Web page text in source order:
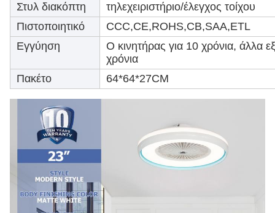
Στυλ διακόπτη
τηλεχειριστήριο/έλεγχος τοίχου
Πιστοποιητικό
CCC,CE,ROHS,CB,SAA,ETL
Εγγύηση
Ο κινητήρας για 10 χρόνια, άλλα
χρόνια
Πακέτο
64*64*27CM